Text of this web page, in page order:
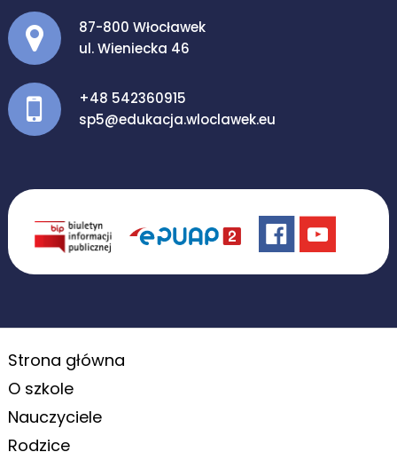
Adres pocztowy:
87-800 Włocławek
ul. Wieniecka 46
+48 542360915
sp5@edukacja.wloclawek.eu
Strona główna
O szkole
Nauczyciele
Rodzice